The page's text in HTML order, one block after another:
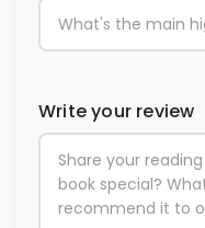
Write your review